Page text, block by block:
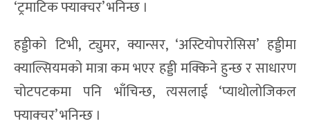
‘ट्रमाटिक फ्याक्चर’ भनिन्छ ।
हड्डीको टिभी, ट्युमर, क्यान्सर, ‘अस्टियोपरोसिस’ हड्डीमा
क्याल्सियमको मात्रा कम भएर हड्डी मक्किने हुन्छ र साधारण
चोटपटकमा पनि भाँचिन्छ, त्यसलाई ‘प्याथोलोजिकल
फ्याक्चर’ भनिन्छ ।